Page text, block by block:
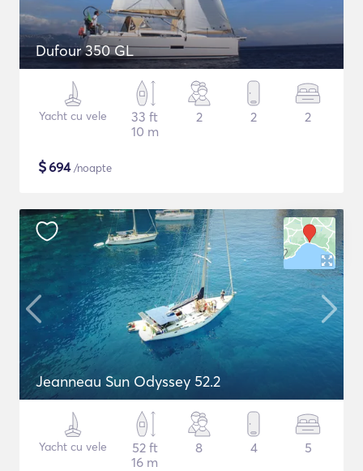
Dufour 350 GL
Yacht cu vele
33 ft
10 m
2 2 2
$694/noapte
Jeanneau Sun Odyssey 52.2
Yacht cu vele
52 ft
16 m
8 4 5